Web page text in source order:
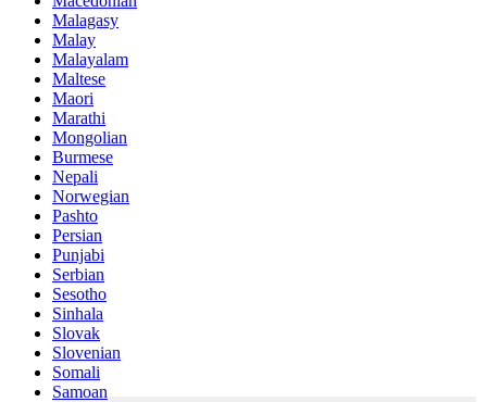
Malagasy
Malay
Malayalam
Maltese
Maori
Marathi
Mongolian
Burmese
Nepali
Norwegian
Pashto
Persian
Punjabi
Serbian
Sesotho
Sinhala
Slovak
Slovenian
Somali
Samoan